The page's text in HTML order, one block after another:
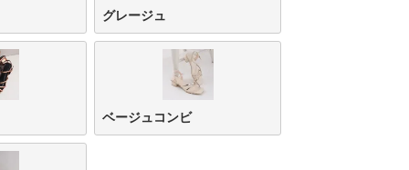
グレージュ
ベージュコンビ